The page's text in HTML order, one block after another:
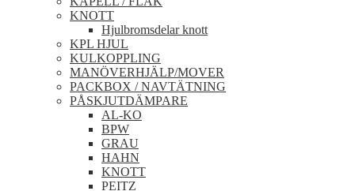
KNOTT
Hjulbromsdelar knott
KPL HJUL
KULKOPPLING
MANÖVERHJÄLP/MOVER
PACKBOX / NAVTÄTNING
PÅSKJUTDÄMPARE
AL-KO
BPW
GRAU
HAHN
KNOTT
PEITZ